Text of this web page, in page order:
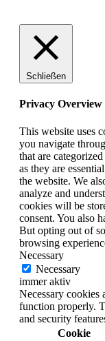
Schließen
Privacy Overview
This website uses
you navigate
that are
as they are
the website. We
analyze and
cookies will be
consent. You also
But opting out of
browsing
Necessary
Necessary
immer aktiv
Necessary cookies
function properly.
and security
Cookie